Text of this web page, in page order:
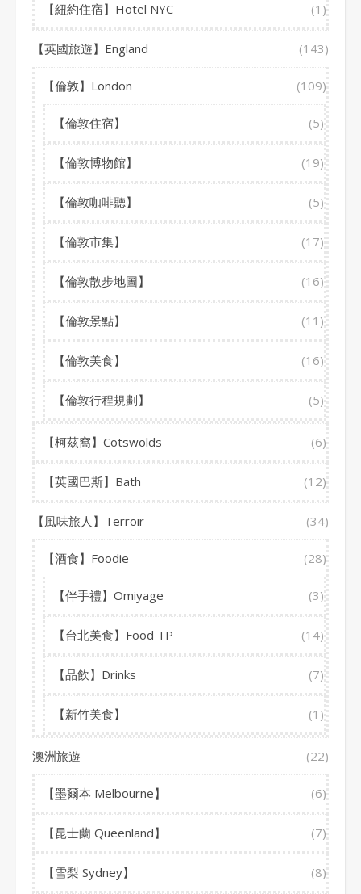
【紐約住宿】Hotel NYC (1)
【英國旅遊】England (143)
【倫敦】London (109)
【倫敦住宿】 (5)
【倫敦博物館】 (19)
【倫敦咖啡聽】 (5)
【倫敦市集】 (17)
【倫敦散步地圖】 (16)
【倫敦景點】 (11)
【倫敦美食】 (16)
【倫敦行程規劃】 (5)
【柯茲窩】Cotswolds (6)
【英國巴斯】Bath (12)
【風味旅人】Terroir (34)
【酒食】Foodie (28)
【伴手禮】Omiyage (3)
【台北美食】Food TP (14)
【品飲】Drinks (7)
【新竹美食】 (1)
澳洲旅遊 (22)
【墨爾本 Melbourne】 (6)
【昆士蘭 Queenland】 (7)
【雪梨 Sydney】 (8)